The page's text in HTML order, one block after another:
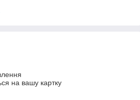
на вашу картку